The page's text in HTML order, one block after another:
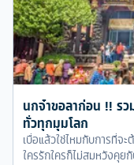
นกจ๋าขอลาก่อน !! ร
ทั่วทุกมุมโลก
เบื่อแล้วใช่ไหมกับการที่จ
ใครรักใครก็ไม่สมหวังคุย